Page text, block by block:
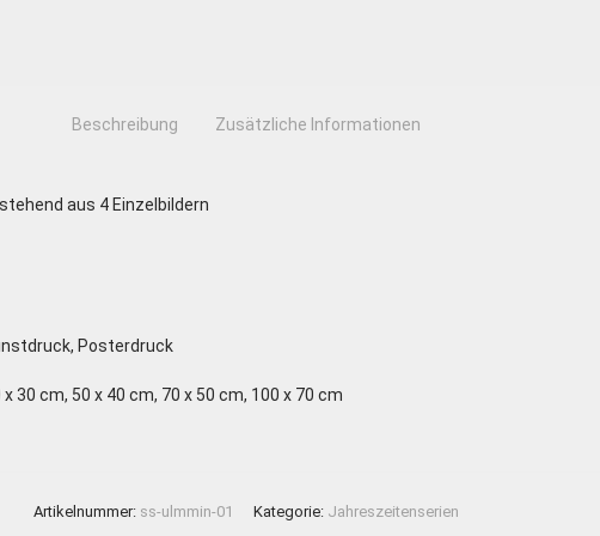
Beschreibung Zusätzliche Informationen
aus 4 Einzelbildern
Posterdruck
x 30 cm, 50 x 40 cm, 70 x 50 cm, 100 x 70 cm
Artikelnummer: ss-ulmmin-01 Kategorie: Jahreszeitenserien